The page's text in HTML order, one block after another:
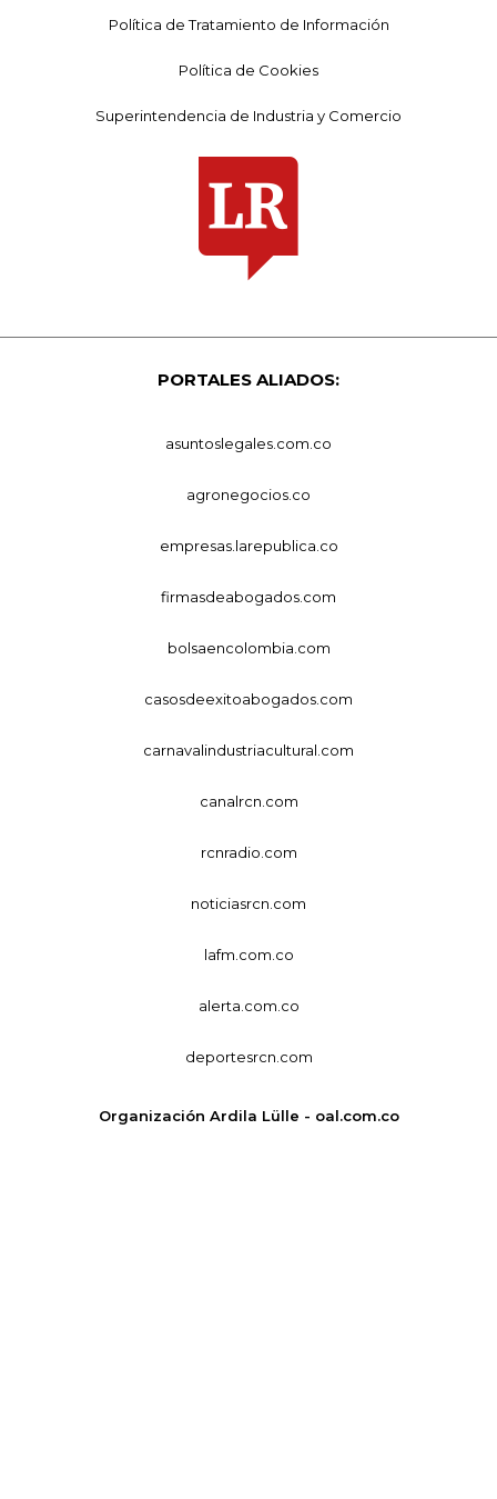
Política de Tratamiento de Información
Política de Cookies
Superintendencia de Industria y Comercio
PORTALES ALIADOS:
asuntoslegales.com.co
agronegocios.co
empresas.larepublica.co
firmasdeabogados.com
bolsaencolombia.com
casosdeexitoabogados.com
carnavalindustriacultural.com
canalrcn.com
rcnradio.com
noticiasrcn.com
lafm.com.co
alerta.com.co
deportesrcn.com
Organización Ardila Lülle - oal.com.co